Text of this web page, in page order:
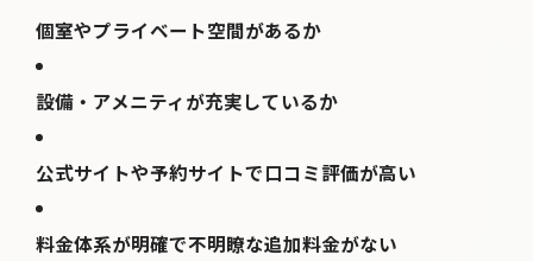
個室やプライベート空間があるか
設備・アメニティが充実しているか
公式サイトや予約サイトで口コミ評価が高い
料金体系が明確で不明瞭な追加料金がない